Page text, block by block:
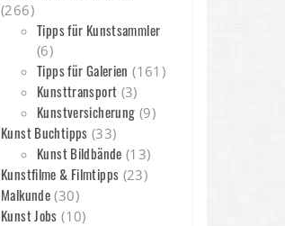
(266)
Tipps für Kunstsammler
(6)
Tipps für Galerien (161)
Kunsttransport (3)
Kunstversicherung (9)
Kunst Buchtipps (33)
Kunst Bildbände (13)
Kunstfilme & Filmtipps (23)
Malkunde (30)
Kunst Jobs (10)